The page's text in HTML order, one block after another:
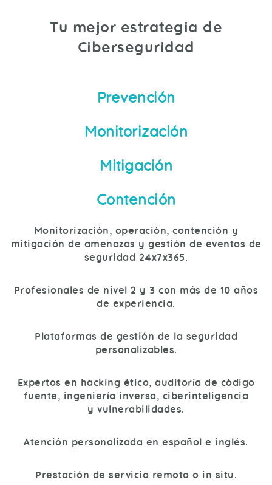
Tu mejor estrategia de
Ciberseguridad
Prevención
Monitorización
Mitigación
Contención
Monitorización, operación, contención y
mitigación de amenazas y gestión de eventos de
seguridad 24x7x365.
Profesionales de nivel 2 y 3 con más de 10 años
de experiencia.
Plataformas de gestión de la seguridad
personalizables.
Expertos en hacking ético, auditoría de código
fuente, ingeniería inversa, ciberinteligencia
y vulnerabilidades.
Atención personalizada en español e inglés.
Prestación de servicio remoto o in situ.